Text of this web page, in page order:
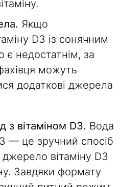
Якщо
D3 із сонячним
є недостатнім, за
можуть
додаткові джерела
з вітаміном D3. Вода
— це зручний спосіб
вітаміну D3
Завдяки формату